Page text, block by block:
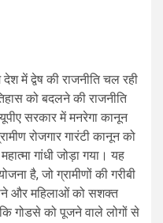
में द्वेष की राजनीति चल रही
को बदलने की राजनीति
सरकार में मनरेगा कानून
रोजगार गारंटी कानून को
गांधी जोड़ा गया। यह
है, जो ग्रामीणों की गरीबी
और महिलाओं को सशक्त
कि गोडसे को पूजने वाले लोगों से